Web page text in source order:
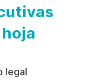
legal